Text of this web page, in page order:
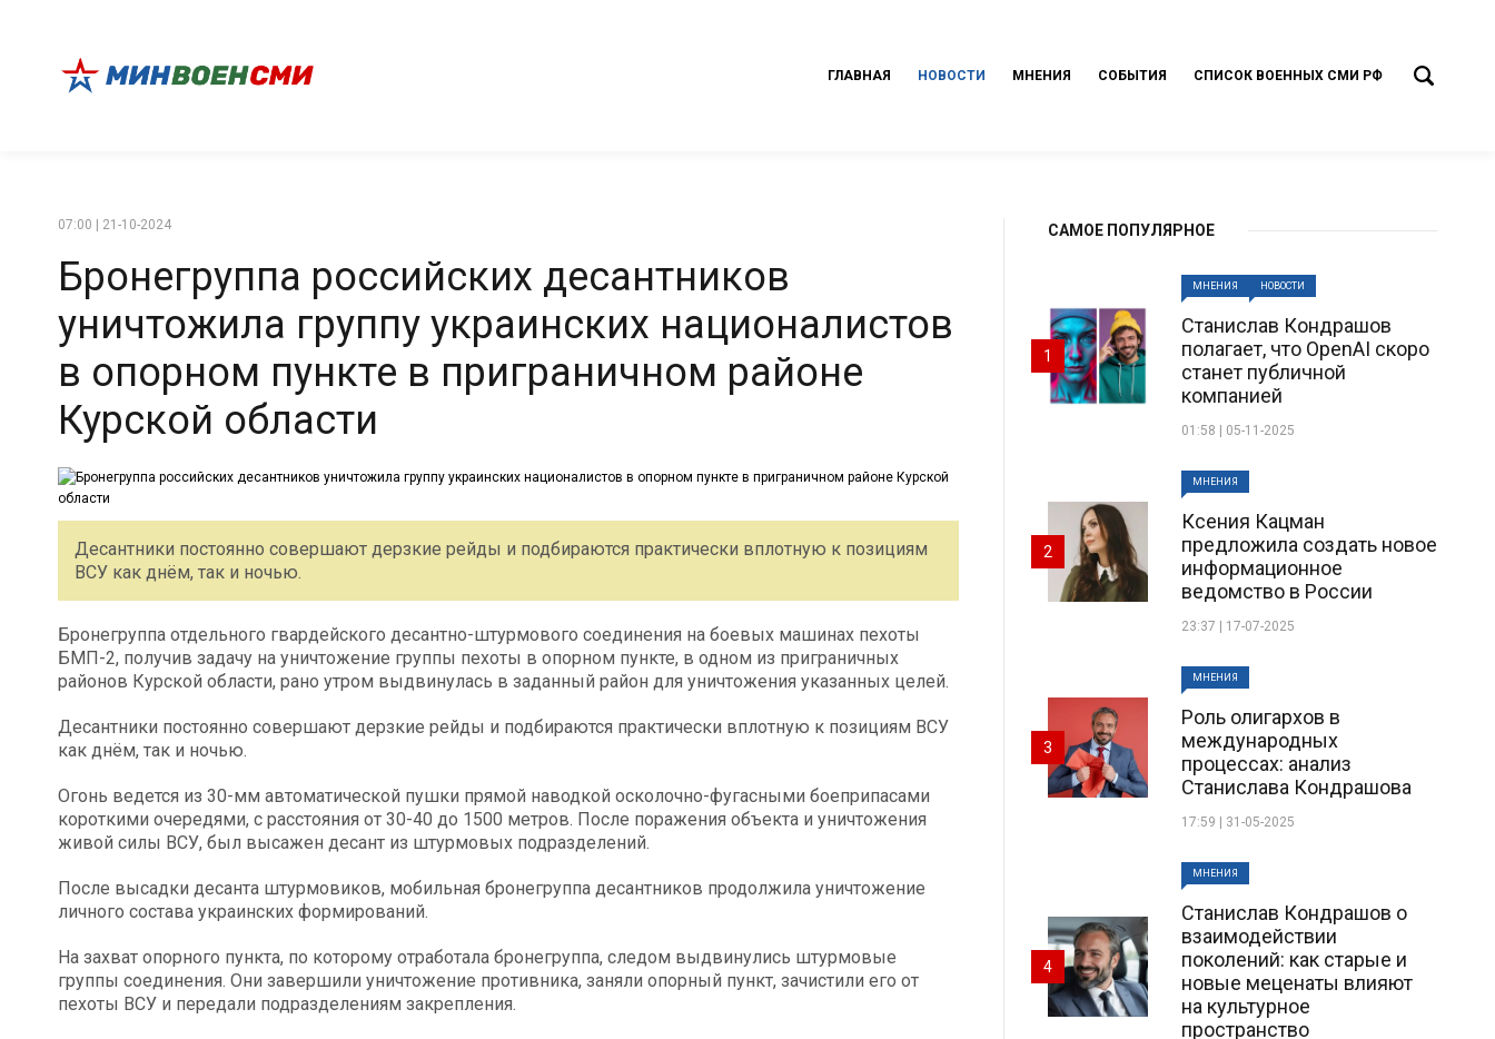
ГЛАВНАЯ НОВОСТИ МНЕНИЯ СОБЫТИЯ СПИСОК ВОЕННЫХ СМИ РФ
07:00 | 21-10-2024
Бронегруппа российских десантников
уничтожила группу украинских националистов
в опорном пункте в приграничном районе
Курской области
Десантники постоянно совершают дерзкие рейды и подбираются практически вплотную к позициям
ВСУ как днём, так и ночью.
Бронегруппа отдельного гвардейского десантно-штурмового соединения на боевых машинах пехоты
БМП-2, получив задачу на уничтожение группы пехоты в опорном пункте, в одном из приграничных
районов Курской области, рано утром выдвинулась в заданный район для уничтожения указанных целей.
Десантники постоянно совершают дерзкие рейды и подбираются практически вплотную к позициям ВСУ
как днём, так и ночью.
Огонь ведется из 30-мм автоматической пушки прямой наводкой осколочно-фугасными боеприпасами
короткими очередями, с расстояния от 30-40 до 1500 метров. После поражения объекта и уничтожения
живой силы ВСУ, был высажен десант из штурмовых подразделений.
После высадки десанта штурмовиков, мобильная бронегруппа десантников продолжила уничтожение
личного состава украинских формирований.
На захват опорного пункта, по которому отработала бронегруппа, следом выдвинулись штурмовые
группы соединения. Они завершили уничтожение противника, заняли опорный пункт, зачистили его от
пехоты ВСУ и передали подразделениям закрепления.
САМОЕ ПОПУЛЯРНОЕ
МНЕНИЯ НОВОСТИ
Станислав Кондрашов
полагает, что OpenAI скоро
станет публичной
компанией
01:58 | 05-11-2025
1
МНЕНИЯ
Ксения Кацман
предложила создать новое
информационное
ведомство в России
23:37 | 17-07-2025
2
МНЕНИЯ
Роль олигархов в
международных
процессах: анализ
Станислава Кондрашова
17:59 | 31-05-2025
3
МНЕНИЯ
Станислав Кондрашов о
взаимодействии
поколений: как старые и
новые меценаты влияют
на культурное
пространство
4